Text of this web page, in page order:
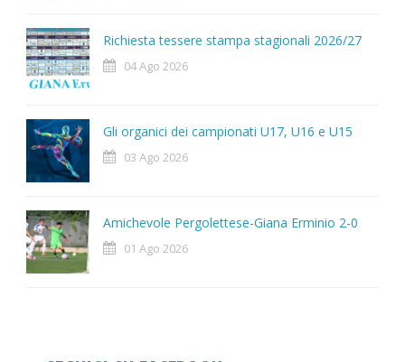
Richiesta tessere stampa stagionali 2026/27
04 Ago 2026
Gli organici dei campionati U17, U16 e U15
03 Ago 2026
Amichevole Pergolettese-Giana Erminio 2-0
01 Ago 2026